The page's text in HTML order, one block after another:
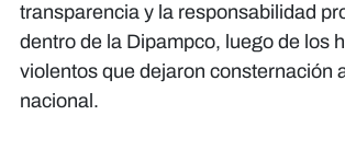
transparencia y la responsabilidad
dentro de la Dipampco, luego de los
violentos que dejaron consternación
nacional.